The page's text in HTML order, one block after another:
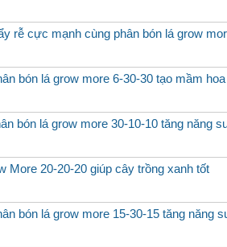
rễ cực mạnh cùng phân bón lá grow
bón lá grow more 6-30-30 tạo mầm hoa
bón lá grow more 30-10-10 tăng năng
More 20-20-20 giúp cây trồng xanh tốt
bón lá grow more 15-30-15 tăng năng